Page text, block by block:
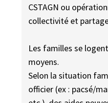
CSTAGN ou
collectivité et
Les familles se
moyens.
Selon la situation
officier (ex : pacsé/